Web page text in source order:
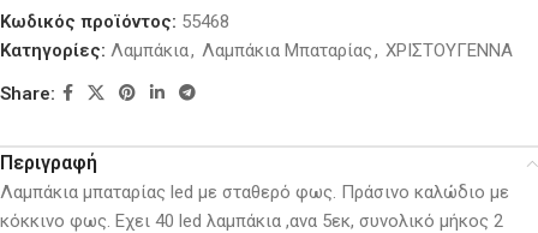
Κωδικός προϊόντος: 55468
Κατηγορίες: Λαμπάκια, Λαμπάκια Μπαταρίας, ΧΡΙΣΤΟΥΓΕΝΝΑ
Share:
Περιγραφή
Λαμπάκια μπαταρίας led με σταθερό φως. Πράσινο καλώδιο με
κόκκινο φως. Εχει 40 led λαμπάκια ,ανα 5εκ, συνολικό μήκος 2